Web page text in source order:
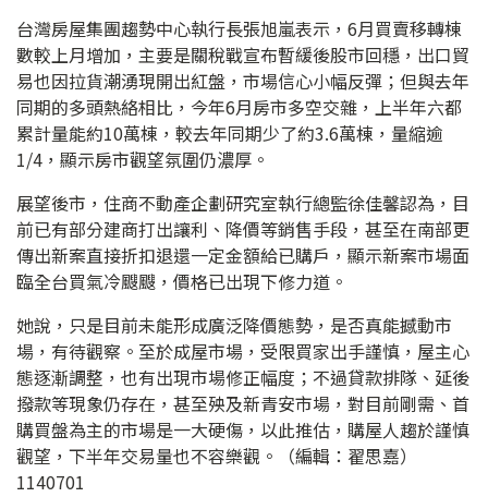
台灣房屋集團趨勢中心執行長張旭嵐表示，6月買賣移轉棟
數較上月增加，主要是關稅戰宣布暫緩後股市回穩，出口貿
易也因拉貨潮湧現開出紅盤，市場信心小幅反彈；但與去年
同期的多頭熱絡相比，今年6月房市多空交雜，上半年六都
累計量能約10萬棟，較去年同期少了約3.6萬棟，量縮逾
1/4，顯示房市觀望氛圍仍濃厚。
展望後市，住商不動產企劃研究室執行總監徐佳馨認為，目
前已有部分建商打出讓利、降價等銷售手段，甚至在南部更
傳出新案直接折扣退還一定金額給已購戶，顯示新案市場面
臨全台買氣冷颼颼，價格已出現下修力道。
她說，只是目前未能形成廣泛降價態勢，是否真能撼動市
場，有待觀察。至於成屋市場，受限買家出手謹慎，屋主心
態逐漸調整，也有出現市場修正幅度；不過貸款排隊、延後
撥款等現象仍存在，甚至殃及新青安市場，對目前剛需、首
購買盤為主的市場是一大硬傷，以此推估，購屋人趨於謹慎
觀望，下半年交易量也不容樂觀。（編輯：翟思嘉）
1140701